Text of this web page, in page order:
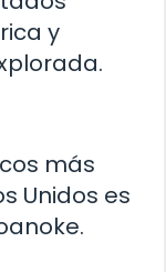
y
más
Unidos es